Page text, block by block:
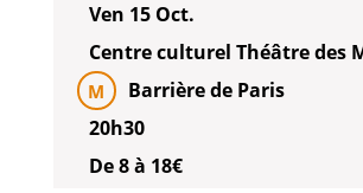
Ven 15 Oct.
Centre culturel Théâtre des
M
Barrière de Paris
20h30
De 8 à 18€